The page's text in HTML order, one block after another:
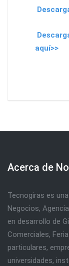
aquí>>
Acerca de
Tecnogiras es
Negocios,
en desarrollo de
Comerciales,
particulares,
universidades,